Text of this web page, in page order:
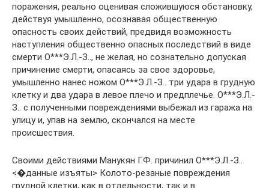
поражения, реально оценивая сложившуюся обстановку,
действуя умышленно, осознавая общественную
опасность своих действий, предвидя возможность
наступления общественно опасных последствий в виде
смерти О***Э.Л.-З.., не желая, но сознательно допуская
причинение смерти, опасаясь за свое здоровье,
умышленно нанес ножом О***Э.Л.-З.. три удара в грудную
клетку и два удара в левое плечо и предплечье. О***Э.Л.-
З.. с полученными повреждениями выбежал из гаража на
улицу и, упав на землю, скончался на месте
происшествия.
Своими действиями Манукян Г.Ф. причинил О***Э.Л.-З..
<�данные изъяты> Колото-резаные повреждения
грудной клетки, как в отдельности, так и в